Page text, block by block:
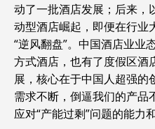
动了一批酒店发展；后来，
动型酒店崛起，即便在行业
“逆风翻盘”。中国酒店业业
方式酒店，也有了度假区酒
展，核心在于中国人超强的
需求不断，倒逼我们的产品
应对“产能过剩”问题的能力和